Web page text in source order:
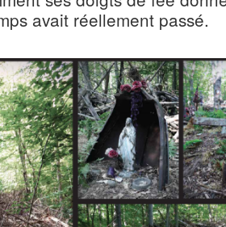
avait réellement passé.